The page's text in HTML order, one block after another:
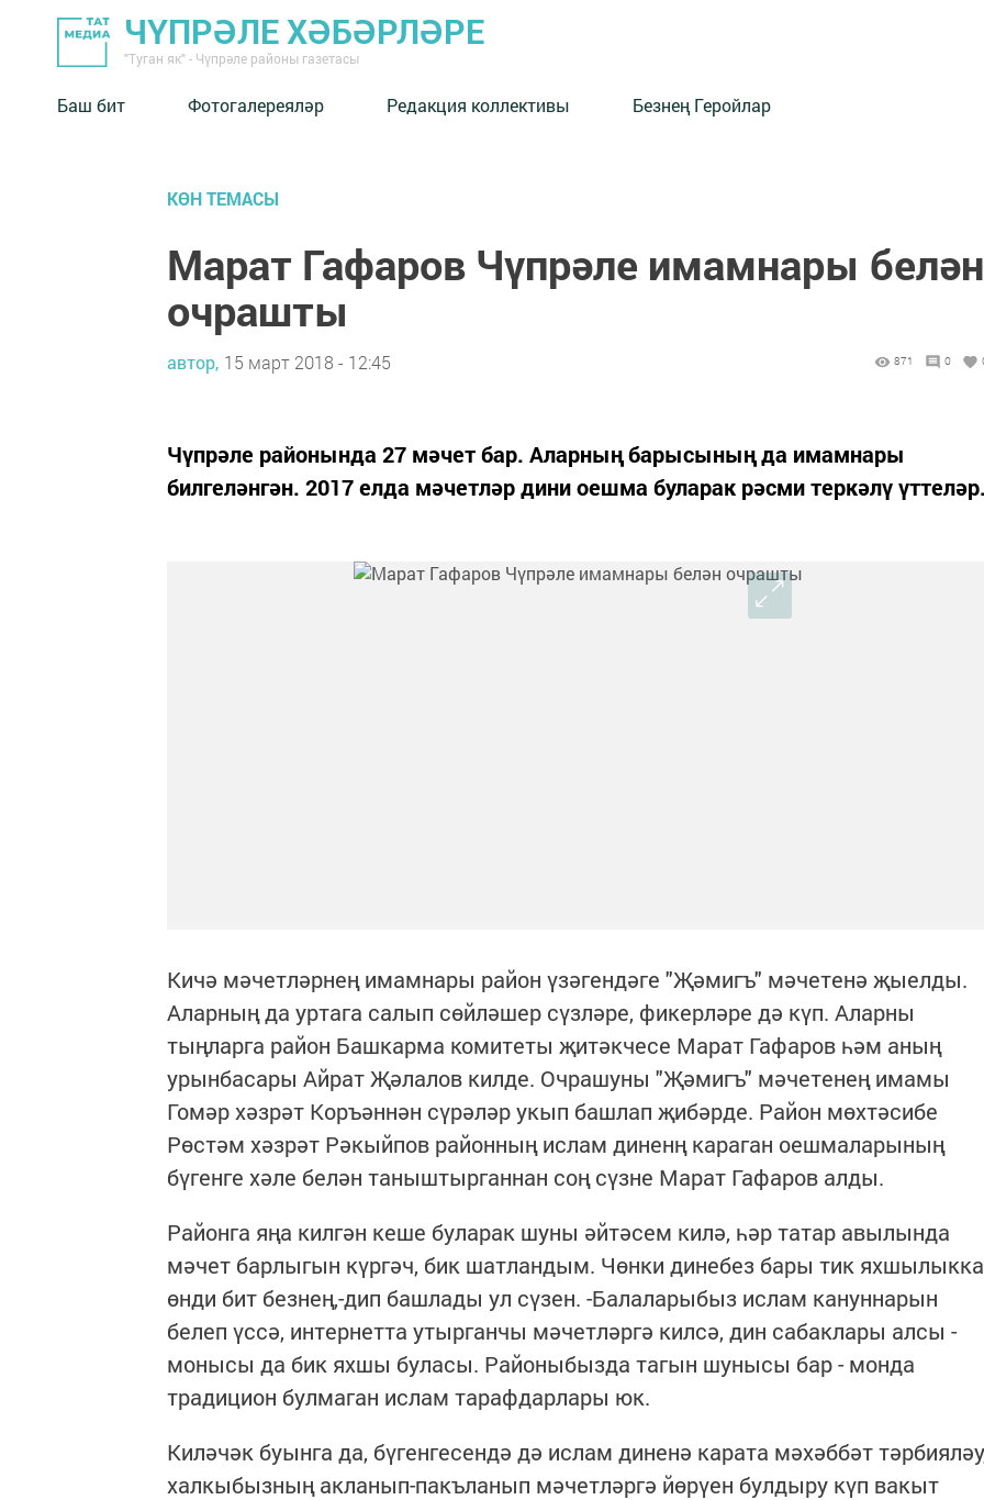
ЧҮПРӘЛЕ ХӘБӘРЛӘРЕ
"Туган як" - Чүпрәле районы газетасы
Баш бит Фотогалереяләр Редакция коллективы Безнең Геройлар
КӨН ТЕМАСЫ
Марат Гафаров Чүпрәле имамнары белән
очрашты
автор, 15 март 2018 - 12:45 871 0
Чүпрәле районында 27 мәчет бар. Аларның барысының да имамнары
билгеләнгән. 2017 елда мәчетләр дини оешма буларак рәсми теркәлү
Кичә мәчетләрнең имамнары район үзәгендәге "Җәмигъ" мәчетенә җыелды.
Аларның да уртага салып сөйләшер сүзләре, фикерләре дә күп. Аларны
тыңларга район Башкарма комитеты җитәкчесе Марат Гафаров һәм аның
урынбасары Айрат Җәлалов килде. Очрашуны "Җәмигъ" мәчетенең имамы
Гомәр хәзрәт Коръәннән сүрәләр укып башлап җибәрде. Район мөхтәсибе
Рөстәм хәзрәт Рәкыйпов районның ислам диненң караган оешмаларының
бүгенге хәле белән таныштырганнан соң сүзне Марат Гафаров алды.
Районга яңа килгән кеше буларак шуны әйтәсем килә, һәр татар авылында
мәчет барлыгын күргәч, бик шатландым. Чөнки динебез бары тик яхшылыкка
өнди бит безнең,-дип башлады ул сүзен. -Балаларыбыз ислам кануннарын
белеп үссә, интернетта утырганчы мәчетләргә килсә, дин сабаклары алсы -
монысы да бик яхшы буласы. Районыбызда тагын шунысы бар - монда
традицион булмаган ислам тарафдарлары юк.
Киләчәк буынга да, бүгенгесендә дә ислам диненә карата мәхәббәт
халкыбызның акланып-пакъланып мәчетләргә йөрүен булдыру күп вакыт